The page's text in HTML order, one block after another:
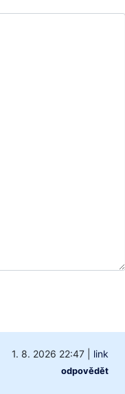
1. 8. 2026 22:47| link
odpovědět